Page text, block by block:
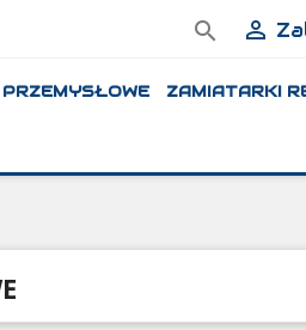
 
ZAMIATARKI